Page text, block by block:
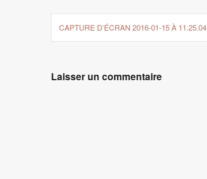
Navigation
l’article
CAPTURE D’ÉCRAN 2016-01-15 À 11.25.04
Laisser un commentaire